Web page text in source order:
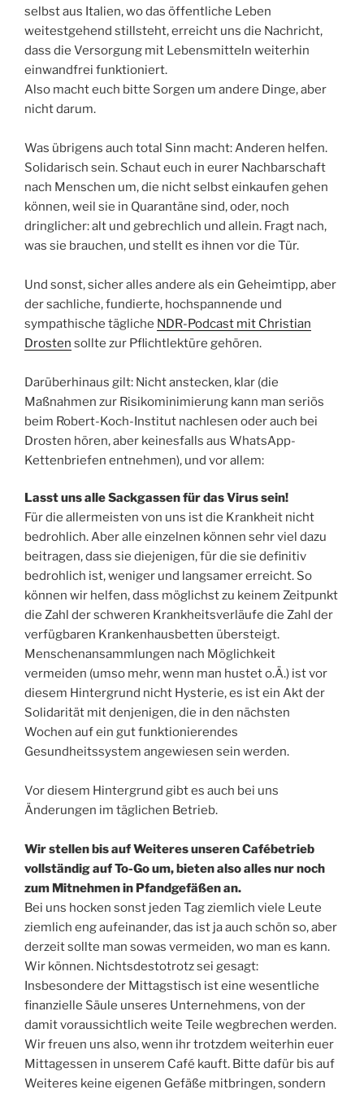
selbst aus Italien, wo das öffentliche Leben
weitestgehend stillsteht, erreicht uns die Nachricht,
dass die Versorgung mit Lebensmitteln weiterhin
einwandfrei funktioniert.
Also macht euch bitte Sorgen um andere Dinge, aber
nicht darum.
Was übrigens auch total Sinn macht: Anderen helfen.
Solidarisch sein. Schaut euch in eurer Nachbarschaft
nach Menschen um, die nicht selbst einkaufen gehen
können, weil sie in Quarantäne sind, oder, noch
dringlicher: alt und gebrechlich und allein. Fragt nach,
was sie brauchen, und stellt es ihnen vor die Tür.
Und sonst, sicher alles andere als ein Geheimtipp, aber
der sachliche, fundierte, hochspannende und
sympathische tägliche NDR-Podcast mit Christian
Drosten sollte zur Pflichtlektüre gehören.
Darüberhinaus gilt: Nicht anstecken, klar (die
Maßnahmen zur Risikominimierung kann man seriös
beim Robert-Koch-Institut nachlesen oder auch bei
Drosten hören, aber keinesfalls aus WhatsApp-
Kettenbriefen entnehmen), und vor allem:
Lasst uns alle Sackgassen für das Virus sein!
Für die allermeisten von uns ist die Krankheit nicht
bedrohlich. Aber alle einzelnen können sehr viel dazu
beitragen, dass sie diejenigen, für die sie definitiv
bedrohlich ist, weniger und langsamer erreicht. So
können wir helfen, dass möglichst zu keinem Zeitpunkt
die Zahl der schweren Krankheitsverläufe die Zahl der
verfügbaren Krankenhausbetten übersteigt.
Menschenansammlungen nach Möglichkeit
vermeiden (umso mehr, wenn man hustet o.Ä.) ist vor
diesem Hintergrund nicht Hysterie, es ist ein Akt der
Solidarität mit denjenigen, die in den nächsten
Wochen auf ein gut funktionierendes
Gesundheitssystem angewiesen sein werden.
Vor diesem Hintergrund gibt es auch bei uns
Änderungen im täglichen Betrieb.
Wir stellen bis auf Weiteres unseren Cafébetrieb
vollständig auf To-Go um, bieten also alles nur noch
zum Mitnehmen in Pfandgefäßen an.
Bei uns hocken sonst jeden Tag ziemlich viele Leute
ziemlich eng aufeinander, das ist ja auch schön so, aber
derzeit sollte man sowas vermeiden, wo man es kann.
Wir können. Nichtsdestotrotz sei gesagt:
Insbesondere der Mittagstisch ist eine wesentliche
finanzielle Säule unseres Unternehmens, von der
damit voraussichtlich weite Teile wegbrechen werden.
Wir freuen uns also, wenn ihr trotzdem weiterhin euer
Mittagessen in unserem Café kauft. Bitte dafür bis auf
Weiteres keine eigenen Gefäße mitbringen, sondern